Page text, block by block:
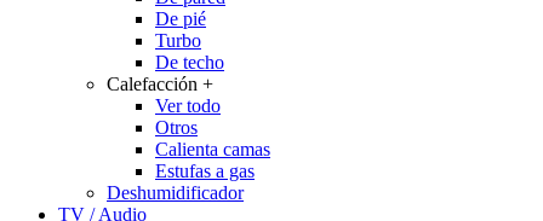
De pié
Turbo
De techo
Calefacción +
Ver todo
Otros
Calienta camas
Estufas a gas
Deshumidificador
TV / Audio